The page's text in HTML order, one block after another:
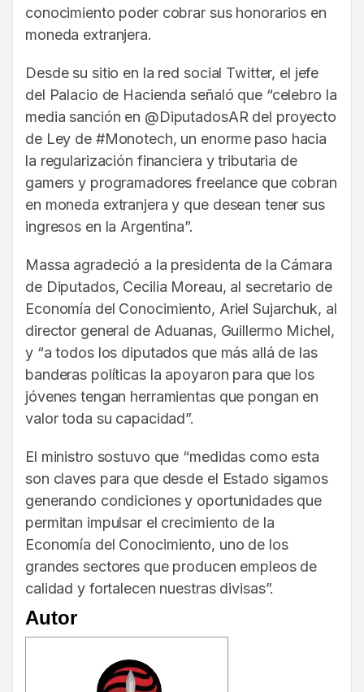
conocimiento poder cobrar sus honorarios en
moneda extranjera.
Desde su sitio en la red social Twitter, el jefe
del Palacio de Hacienda señaló que “celebro la
media sanción en @DiputadosAR del proyecto
de Ley de #Monotech, un enorme paso hacia
la regularización financiera y tributaria de
gamers y programadores freelance que cobran
en moneda extranjera y que desean tener sus
ingresos en la Argentina”.
Massa agradeció a la presidenta de la Cámara
de Diputados, Cecilia Moreau, al secretario de
Economía del Conocimiento, Ariel Sujarchuk, al
director general de Aduanas, Guillermo Michel,
y “a todos los diputados que más allá de las
banderas políticas la apoyaron para que los
jóvenes tengan herramientas que pongan en
valor toda su capacidad”.
El ministro sostuvo que “medidas como esta
son claves para que desde el Estado sigamos
generando condiciones y oportunidades que
permitan impulsar el crecimiento de la
Economía del Conocimiento, uno de los
grandes sectores que producen empleos de
calidad y fortalecen nuestras divisas”.
Autor